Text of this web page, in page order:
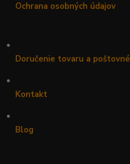
Ochrana osobných údajov
•
Doručenie tovaru a poštovné
•
Kontakt
•
Blog